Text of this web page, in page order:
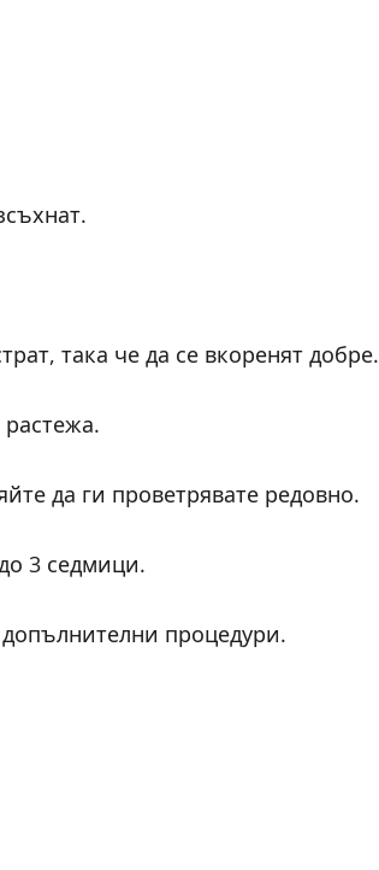
така че да се вкоренят добре.
да ги проветрявате редовно.
3 седмици.
процедури.